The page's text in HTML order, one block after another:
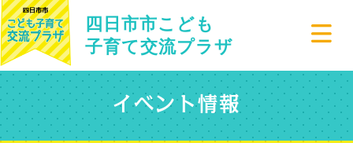
四日市市こども
子育て交流プラザ
イベント情報